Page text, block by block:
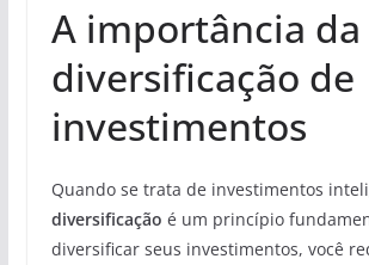
A importância da
diversificação de
investimentos
Quando se trata de investimentos
diversificação é um princípio
diversificar seus investimentos, você